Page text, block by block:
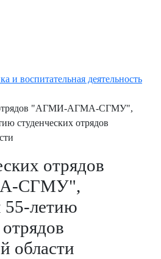
и воспитательная деятельность
отрядов "АГМИ-АГМА-СГМУ",
студенческих отрядов
отрядов
СГМУ",
летию
области